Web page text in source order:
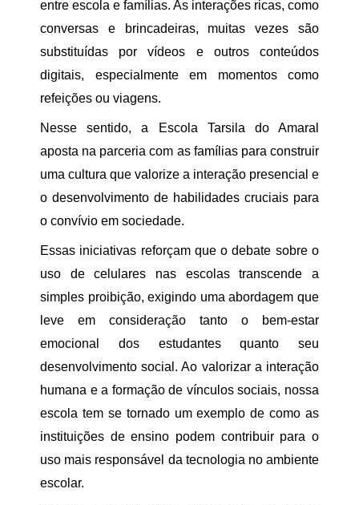
entre escola e famílias. As interações ricas, como
conversas e brincadeiras, muitas vezes são
substituídas por vídeos e outros conteúdos
digitais, especialmente em momentos como
refeições ou viagens.
Nesse sentido, a Escola Tarsila do Amaral
aposta na parceria com as famílias para construir
uma cultura que valorize a interação presencial e
o desenvolvimento de habilidades cruciais para
o convívio em sociedade.
Essas iniciativas reforçam que o debate sobre o
uso de celulares nas escolas transcende a
simples proibição, exigindo uma abordagem que
leve em consideração tanto o bem-estar
emocional dos estudantes quanto seu
desenvolvimento social. Ao valorizar a interação
humana e a formação de vínculos sociais, nossa
escola tem se tornado um exemplo de como as
instituições de ensino podem contribuir para o
uso mais responsável da tecnologia no ambiente
escolar.